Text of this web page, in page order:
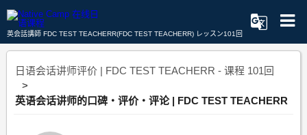
英会話講師 FDC TEST TEACHERR(FDC TEST TEACHERR) レッスン101回
日语会话讲师评价 | FDC TEST TEACHERR - 课程 101回
英语会话讲师的口碑・评价・评论 | FDC TEST TEACHERR